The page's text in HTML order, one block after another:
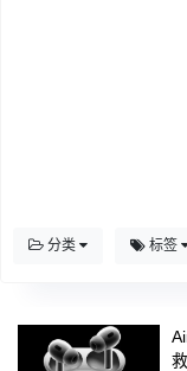
分类 标签